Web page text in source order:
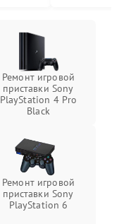
Ремонт игровой
приставки Sony
PlayStation 4 Pro
Black
Ремонт игровой
приставки Sony
PlayStation 6